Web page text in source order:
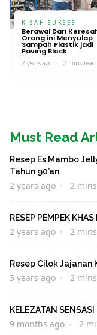
KISAH SUKSES
Berawal Dari
Orang ini Menyulap
Sampah Plastik jadi
Paving Block
2 years ago 2 mins read
Must Read
Resep Es Mambo
Tahun 90’an
2 years ago 2
RESEP PEMPEK
2 years ago 2
Resep Cilok Jajanan
3 years ago 2
KELEZATAN
9 months ago 2